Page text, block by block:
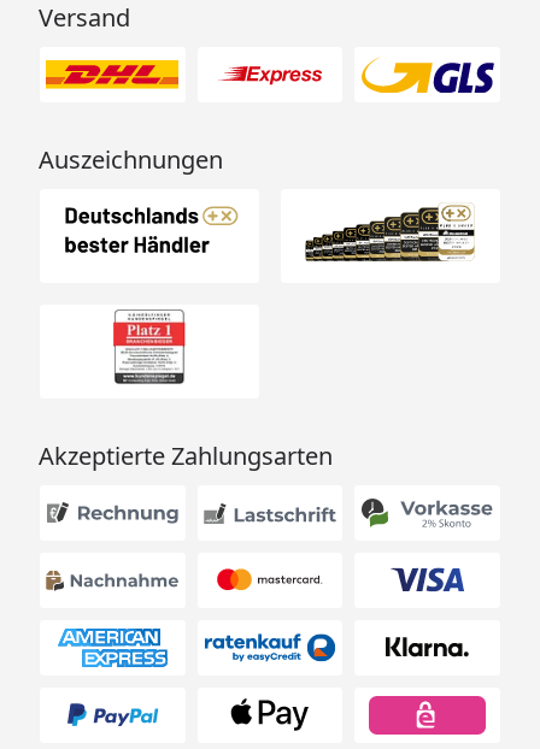
Versand
Auszeichnungen
Akzeptierte Zahlungsarten